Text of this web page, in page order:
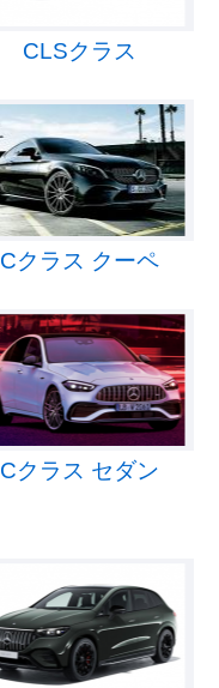
CLSクラス
Cクラス クーペ
Cクラス セダン